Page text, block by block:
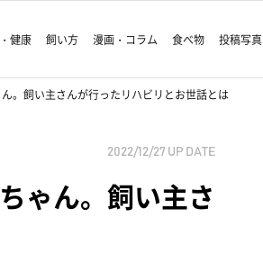
健康 飼い方 漫画・コラム 食べ物 投稿写真
。飼い主さんが行ったリハビリとお世話とは
2022/12/27 UP DATE
ゃん。飼い主さ